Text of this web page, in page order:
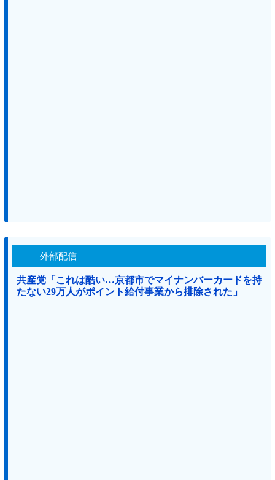
外部配信
共産党「これは酷い…京都市でマイナンバーカードを持
たない29万人がポイント給付事業から排除された」